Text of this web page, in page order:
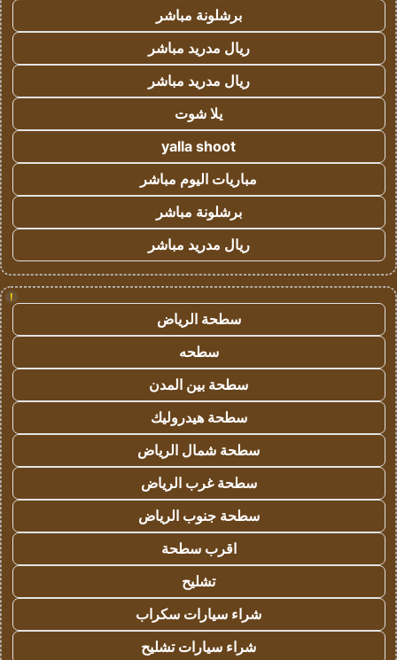
برشلونة مباشر
ريال مدريد مباشر
ريال مدريد مباشر
يلا شوت
yalla shoot
مباريات اليوم مباشر
برشلونة مباشر
ريال مدريد مباشر
!
سطحة الرياض
سطحه
سطحة بين المدن
سطحة هيدروليك
سطحة شمال الرياض
سطحة غرب الرياض
سطحة جنوب الرياض
اقرب سطحة
تشليح
شراء سيارات سكراب
شراء سيارات تشليح